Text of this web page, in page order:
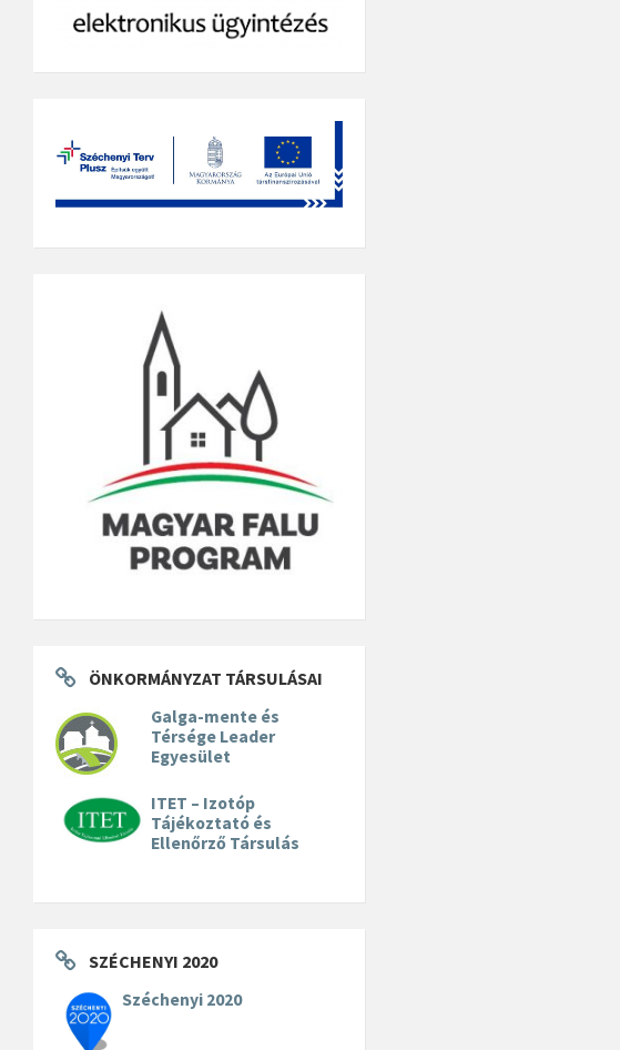
ÖNKORMÁNYZAT TÁRSULÁSAI
Galga-mente és
Térsége Leader
Egyesület
ITET – Izotóp
Tájékoztató és
Ellenőrző Társulás
SZÉCHENYI 2020
Széchenyi 2020